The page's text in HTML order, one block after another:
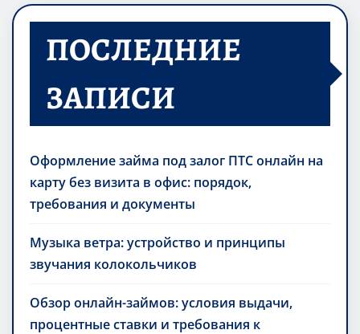
ПОСЛЕДНИЕ
ЗАПИСИ
Оформление займа под залог ПТС онлайн на
карту без визита в офис: порядок,
требования и документы
Музыка ветра: устройство и принципы
звучания колокольчиков
Обзор онлайн-займов: условия выдачи,
процентные ставки и требования к